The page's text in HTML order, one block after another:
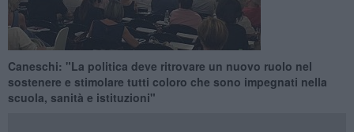
Caneschi: "La politica deve ritrovare un nuovo ruolo nel
sostenere e stimolare tutti coloro che sono impegnati nella
scuola, sanità e istituzioni"